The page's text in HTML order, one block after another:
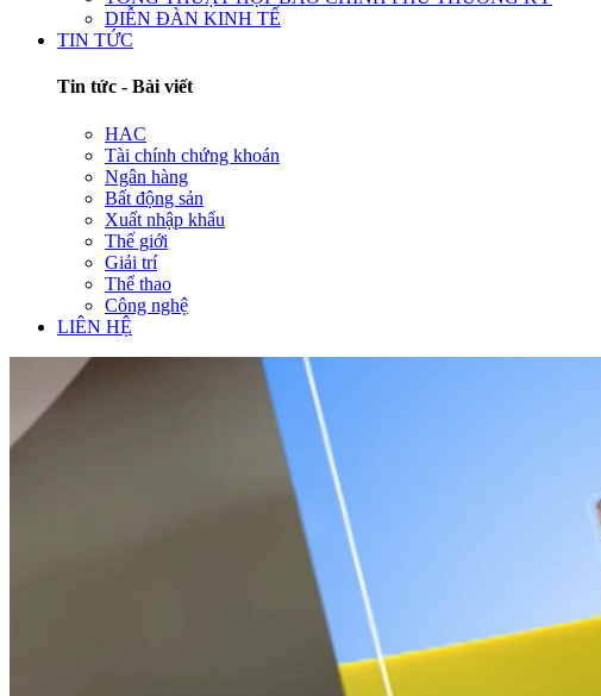
DIỄN ĐÀN KINH TẾ
TIN TỨC
Tin tức - Bài viết
HAC
Tài chính chứng khoán
Ngân hàng
Bất động sản
Xuất nhập khẩu
Thế giới
Giải trí
Thể thao
Công nghệ
LIÊN HỆ